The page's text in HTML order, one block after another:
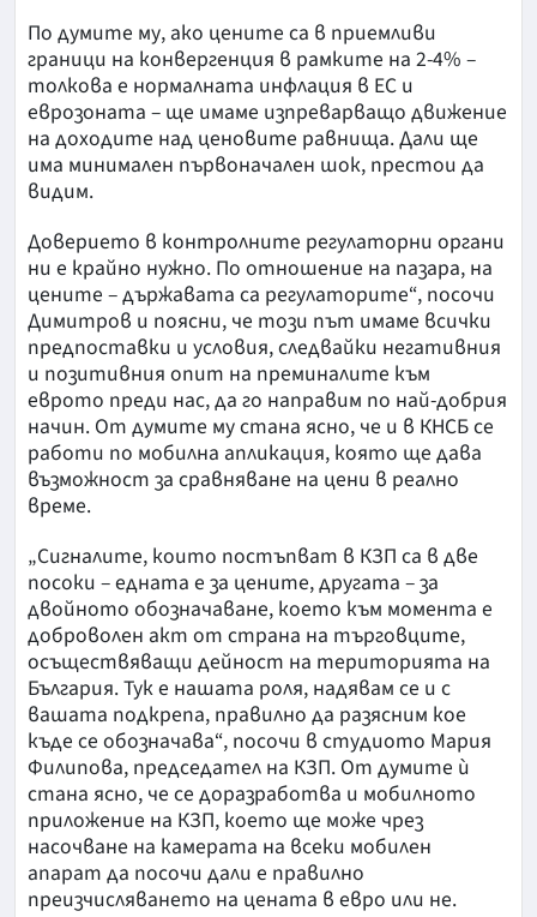
По думите му, ако цените са в приемливи
граници на конвергенция в рамките на 2-4% –
толкова е нормалната инфлация в ЕС и
еврозоната – ще имаме изпреварващо движение
на доходите над ценовите равнища. Дали ще
има минимален първоначален шок, престои да
видим.
Доверието в контролните регулаторни органи
ни е крайно нужно. По отношение на пазара, на
цените – държавата са регулаторите“, посочи
Димитров и поясни, че този път имаме всички
предпоставки и условия, следвайки негативния
и позитивния опит на преминалите към
еврото преди нас, да го направим по най-добрия
начин. От думите му стана ясно, че и в КНСБ се
работи по мобилна апликация, която ще дава
възможност за сравняване на цени в реално
време.
„Сигналите, които постъпват в КЗП са в две
посоки – едната е за цените, другата – за
двойното обозначаване, което към момента е
доброволен акт от страна на търговците,
осъществяващи дейност на територията на
България. Тук е нашата роля, надявам се и с
вашата подкрепа, правилно да разясним кое
къде се обозначава“, посочи в студиото Мария
Филипова, председател на КЗП. От думите ѝ
стана ясно, че се доразработва и мобилното
приложение на КЗП, което ще може чрез
насочване на камерата на всеки мобилен
апарат да посочи дали е правилно
преизчисляването на цената в евро или не.